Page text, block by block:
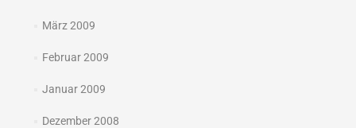
März 2009
Februar 2009
Januar 2009
Dezember 2008